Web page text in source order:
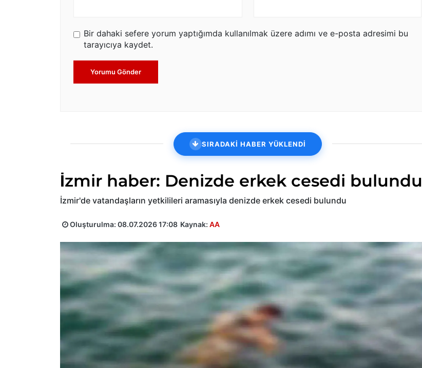
Bir dahaki sefere yorum yaptığımda kullanılmak üzere adımı ve e-posta adresimi bu
tarayıcıya kaydet.
Yorumu Gönder
SIRADAKİ HABER YÜKLENDİ
İzmir haber: Denizde erkek cesedi bulundu
İzmir'de vatandaşların yetkilileri aramasıyla denizde erkek cesedi bulundu
Oluşturulma: 08.07.2026 17:08 Kaynak: AA